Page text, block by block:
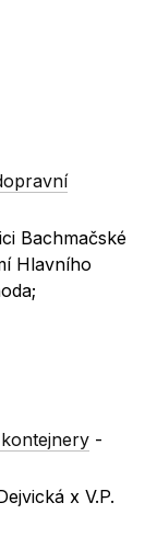
Bachmačské
Hlavního
kontejnery -
x V.P.